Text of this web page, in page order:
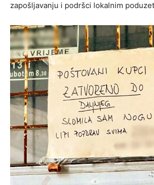
zapošljavanju i podršci lokalnim